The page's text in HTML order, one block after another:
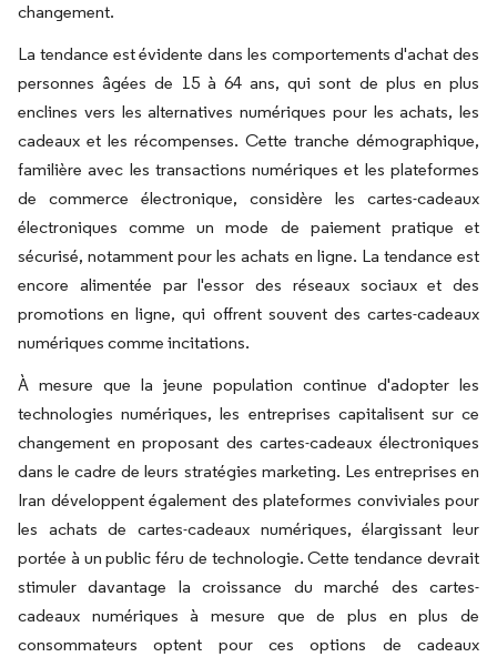
changement.
La tendance est évidente dans les comportements d'achat des
personnes âgées de 15 à 64 ans, qui sont de plus en plus
enclines vers les alternatives numériques pour les achats, les
cadeaux et les récompenses. Cette tranche démographique,
familière avec les transactions numériques et les plateformes
de commerce électronique, considère les cartes-cadeaux
électroniques comme un mode de paiement pratique et
sécurisé, notamment pour les achats en ligne. La tendance est
encore alimentée par l'essor des réseaux sociaux et des
promotions en ligne, qui offrent souvent des cartes-cadeaux
numériques comme incitations.
À mesure que la jeune population continue d'adopter les
technologies numériques, les entreprises capitalisent sur ce
changement en proposant des cartes-cadeaux électroniques
dans le cadre de leurs stratégies marketing. Les entreprises en
Iran développent également des plateformes conviviales pour
les achats de cartes-cadeaux numériques, élargissant leur
portée à un public féru de technologie. Cette tendance devrait
stimuler davantage la croissance du marché des cartes-
cadeaux numériques à mesure que de plus en plus de
consommateurs optent pour ces options de cadeaux